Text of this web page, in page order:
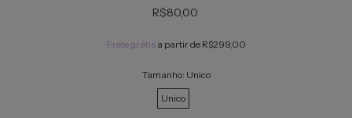
R$80,00
Frete grátis a partir de R$299,00
Tamanho: Unico
Unico